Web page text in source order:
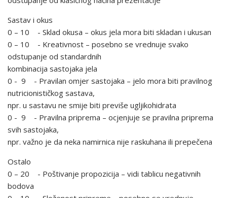
Sastav i okus
0 – 10 - Sklad okusa – okus jela mora biti skladan i ukusan
0 – 10 - Kreativnost – posebno se vrednuje svako
odstupanje od standardnih
kombinacija sastojaka jela
0 - 9 - Pravilan omjer sastojaka – jelo mora biti pravilnog
nutricionističkog sastava,
npr. u sastavu ne smije biti previše ugljikohidrata
0 - 9 - Pravilna priprema – ocjenjuje se pravilna priprema
svih sastojaka,
npr. važno je da neka namirnica nije raskuhana ili prepečena
Ostalo
0 – 20 - Poštivanje propozicija – vidi tablicu negativnih
bodova